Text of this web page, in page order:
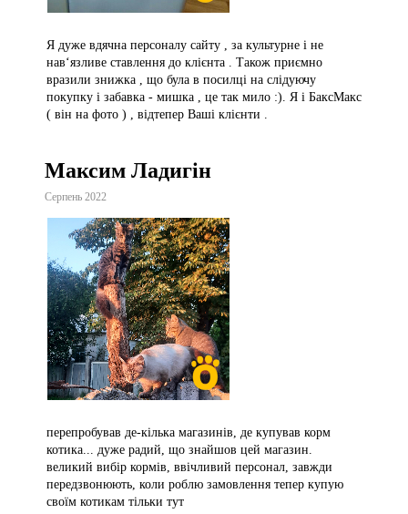
Я дуже вдячна персоналу сайту , за культурне і не
нав‘язливе ставлення до клієнта . Також приємно
вразили знижка , що була в посилці на слідуючу
покупку і забавка - мишка , це так мило :). Я і БаксМакс
( він на фото ) , відтепер Ваші клієнти .
Максим Ладигін
Серпень 2022
перепробував де-кілька магазинів, де купував корм
котика... дуже радий, що знайшов цей магазин.
великий вибір кормів, ввічливий персонал, завжди
передзвонюють, коли роблю замовлення тепер купую
своїм котикам тільки тут